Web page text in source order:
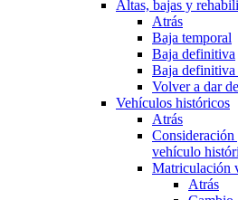
Altas, bajas y
Atrás
Baja temporal
Baja definitiva
Baja
Volver a dar
Vehículos históricos
Atrás
Consideración
vehículo
Matriculación
Atrás